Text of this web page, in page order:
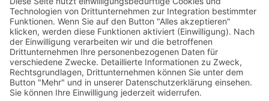
Betriebsmittel etc. zzgl. berechnet werden.
Kran (Wikipedia)